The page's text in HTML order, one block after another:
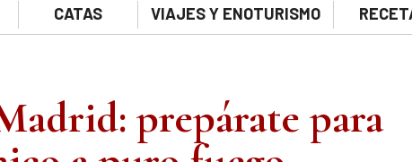
CATAS VIAJES Y ENOTURISMO
prepárate para